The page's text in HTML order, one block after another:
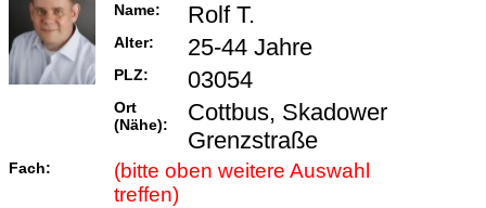
Name: Rolf T.
Alter: 25-44 Jahre
PLZ: 03054
Ort
(Nähe):
Cottbus, Skadower
Grenzstraße
Fach:
(bitte oben weitere Auswahl
treffen)